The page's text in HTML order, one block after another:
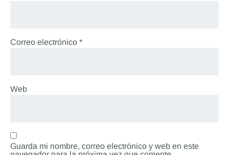
Correo electrónico *
Web
Guarda mi nombre, correo electrónico y web en este